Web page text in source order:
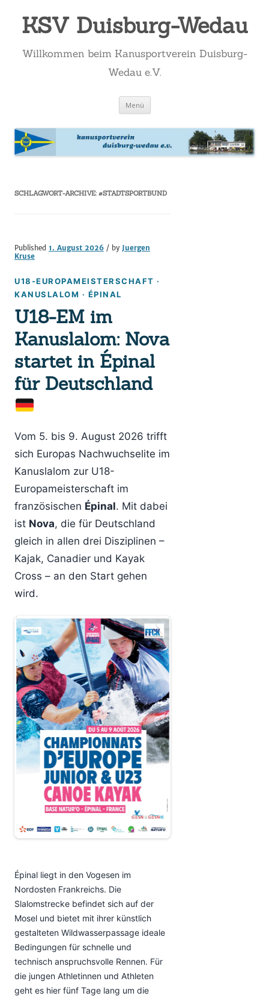
KSV Duisburg-Wedau
Willkommen beim Kanusportverein Duisburg-
Wedau e.V.
Menü Zum
springen
SCHLAGWORT-ARCHIVE: #STADTSPORTBUND
Published 1. August 2026 / by Juergen
Kruse
U18-EUROPAMEISTERSCHAFT ·
KANUSLALOM · ÉPINAL
U18-EM im
Kanuslalom: Nova
startet in Épinal
für Deutschland
Vom 5. bis 9. August 2026 trifft
sich Europas Nachwuchselite im
Kanuslalom zur U18-
Europameisterschaft im
französischen Épinal. Mit dabei
ist Nova, die für Deutschland
gleich in allen drei Disziplinen –
Kajak, Canadier und Kayak
Cross – an den Start gehen
wird.
Épinal liegt in den Vogesen im
Nordosten Frankreichs. Die
Slalomstrecke befindet sich auf der
Mosel und bietet mit ihrer künstlich
gestalteten Wildwasserpassage ideale
Bedingungen für schnelle und
technisch anspruchsvolle Rennen. Für
die jungen Athletinnen und Athleten
geht es hier fünf Tage lang um die